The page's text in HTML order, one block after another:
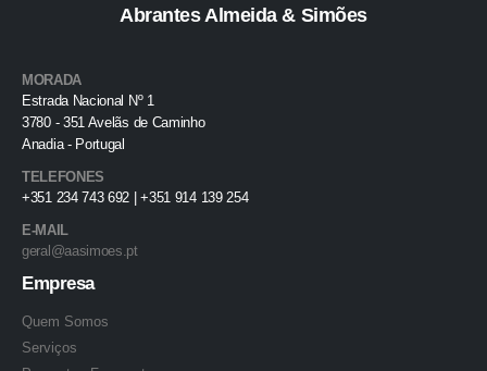
Abrantes Almeida & Simões
MORADA
Estrada Nacional Nº 1
3780 - 351 Avelãs de Caminho
Anadia - Portugal
TELEFONES
+351 234 743 692 | +351 914 139 254
E-MAIL
geral@aasimoes.pt
Empresa
Quem Somos
Serviços